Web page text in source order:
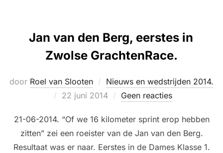
Jan van den Berg, eerstes in
Zwolse GrachtenRace.
door Roel van Slooten
Nieuws en wedstrijden 2014.
Geplaatst
22 juni 2014 Geen reacties
21-06-2014. “Of we 16 kilometer sprint erop hebben
zitten” zei een roeister van de Jan van den Berg.
Resultaat was er naar. Eerstes in de Dames Klasse 1.